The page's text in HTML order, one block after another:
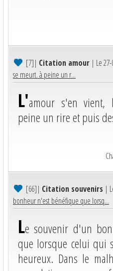
[7]| Citation amour | Le
se meurt. à peine un r...
L'amour s'en vient,
peine un rire et puis
[66]| Citation souvenirs |
bonheur n'est bénéfique que lorsq...
Le souvenir d'un
que lorsque celui qui
heureux. Dans le